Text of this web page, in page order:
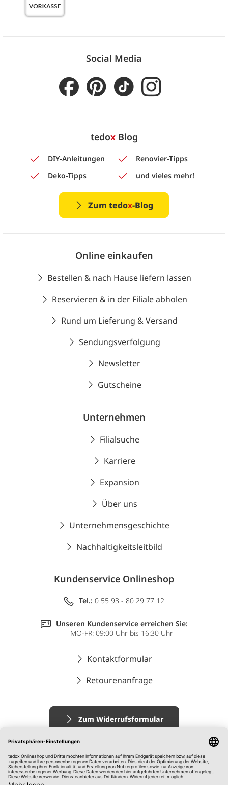
Social Media
tedoxBlog
DIY-Anleitungen
Renovier-Tipps
Deko-Tipps
und vieles mehr!
Zum tedox-Blog
Online einkaufen
Bestellen & nach Hause liefern lassen
Reservieren & in der Filiale abholen
Rund um Lieferung & Versand
Sendungsverfolgung
Newsletter
Gutscheine
Unternehmen
Filialsuche
Karriere
Expansion
Über uns
Unternehmensgeschichte
Nachhaltigkeitsleitbild
Kundenservice Onlineshop
Tel.: 0 55 93 - 80 29 77 12
Unseren Kundenservice erreichen Sie:
MO-FR: 09:00 Uhr bis 16:30 Uhr
Kontaktformular
Retourenanfrage
Zum Widerrufsformular
Impressum
AGB